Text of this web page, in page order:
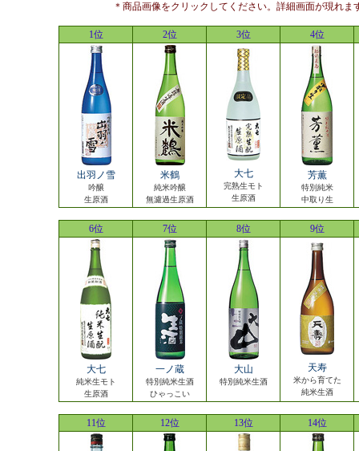
＊商品画像をクリックしてください。詳細画面が現れま
1位 2位 3位 4位
出羽ノ雪
吟醸
生原酒
米鶴
純米吟醸
無濾過生原酒
大七
完熟生モト
生原酒
芳薫
特別純米
中取り生
6位 7位 8位 9位
大七
純米生モト
生原酒
一ノ蔵
特別純米生酒
ひゃっこい
大山
特別純米生酒
天寿
米から育てた
純米生酒
11位 12位 13位 14位